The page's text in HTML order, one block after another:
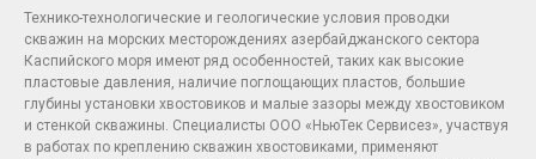
Технико-технологические и геологические условия проводки
скважин на морских месторождениях азербайджанского сектора
Каспийского моря имеют ряд особенностей, таких как высокие
пластовые давления, наличие поглощающих пластов, большие
глубины установки хвостовиков и малые зазоры между хвостовиком
и стенкой скважины. Специалисты ООО «НьюТек Сервисез», участвуя
в работах по креплению скважин хвостовиками, применяют